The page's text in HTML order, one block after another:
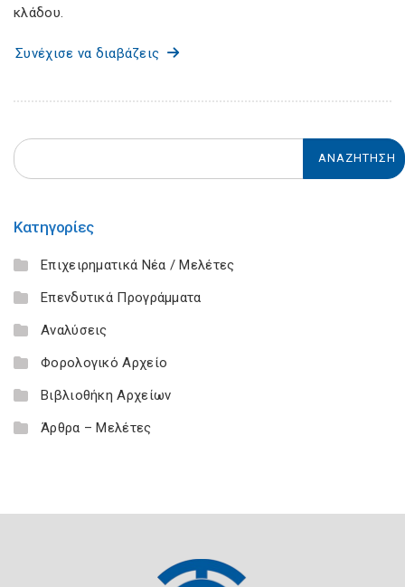
κλάδου.
Συνέχισε να διαβάζεις
Κατηγορίες
Επιχειρηματικά Νέα / Μελέτες
Επενδυτικά Προγράμματα
Αναλύσεις
Φορολογικό Αρχείο
Βιβλιοθήκη Αρχείων
Άρθρα – Μελέτες